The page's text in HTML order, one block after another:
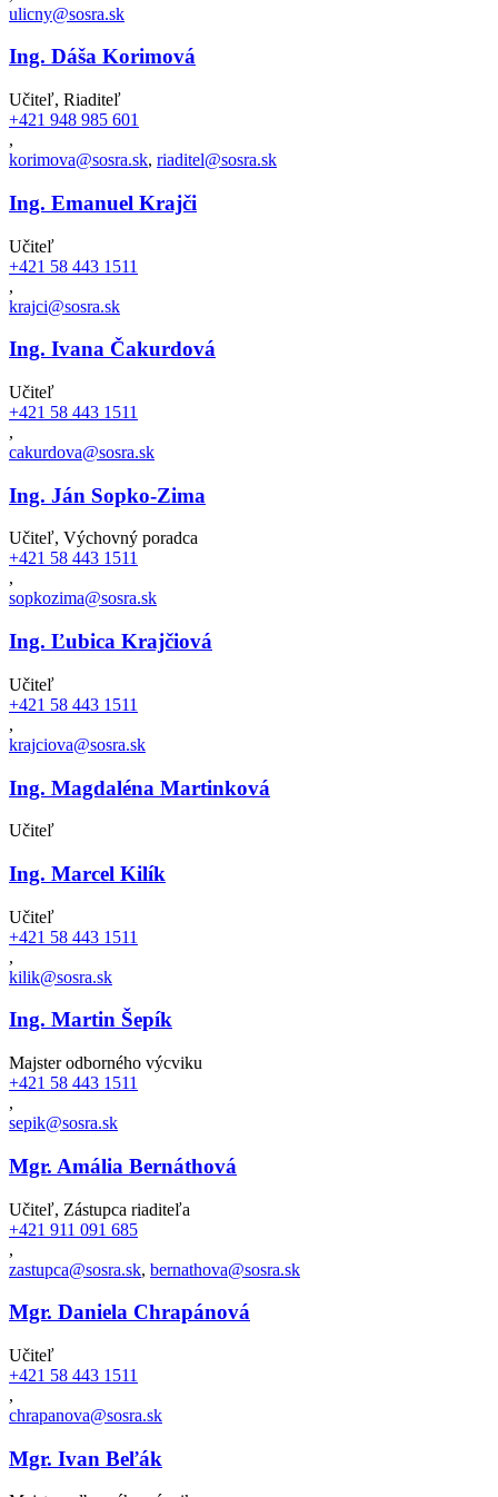
ulicny@sosra.sk
Ing. Dáša Korimová
Učiteľ, Riaditeľ
+421 948 985 601
,
korimova@sosra.sk, riaditel@sosra.sk
Ing. Emanuel Krajči
Učiteľ
+421 58 443 1511
,
krajci@sosra.sk
Ing. Ivana Čakurdová
Učiteľ
+421 58 443 1511
,
cakurdova@sosra.sk
Ing. Ján Sopko-Zima
Učiteľ, Výchovný poradca
+421 58 443 1511
,
sopkozima@sosra.sk
Ing. Ľubica Krajčiová
Učiteľ
+421 58 443 1511
,
krajciova@sosra.sk
Ing. Magdaléna Martinková
Učiteľ
Ing. Marcel Kilík
Učiteľ
+421 58 443 1511
,
kilik@sosra.sk
Ing. Martin Šepík
Majster odborného výcviku
+421 58 443 1511
,
sepik@sosra.sk
Mgr. Amália Bernáthová
Učiteľ, Zástupca riaditeľa
+421 911 091 685
,
zastupca@sosra.sk, bernathova@sosra.sk
Mgr. Daniela Chrapánová
Učiteľ
+421 58 443 1511
,
chrapanova@sosra.sk
Mgr. Ivan Beľák